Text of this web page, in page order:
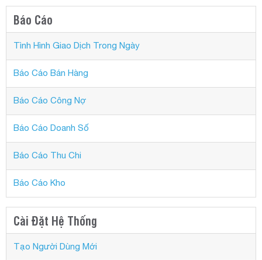
Báo Cáo
Tình Hình Giao Dịch Trong Ngày
Báo Cáo Bán Hàng
Báo Cáo Công Nợ
Báo Cáo Doanh Số
Báo Cáo Thu Chi
Báo Cáo Kho
Cài Đặt Hệ Thống
Tạo Người Dùng Mới